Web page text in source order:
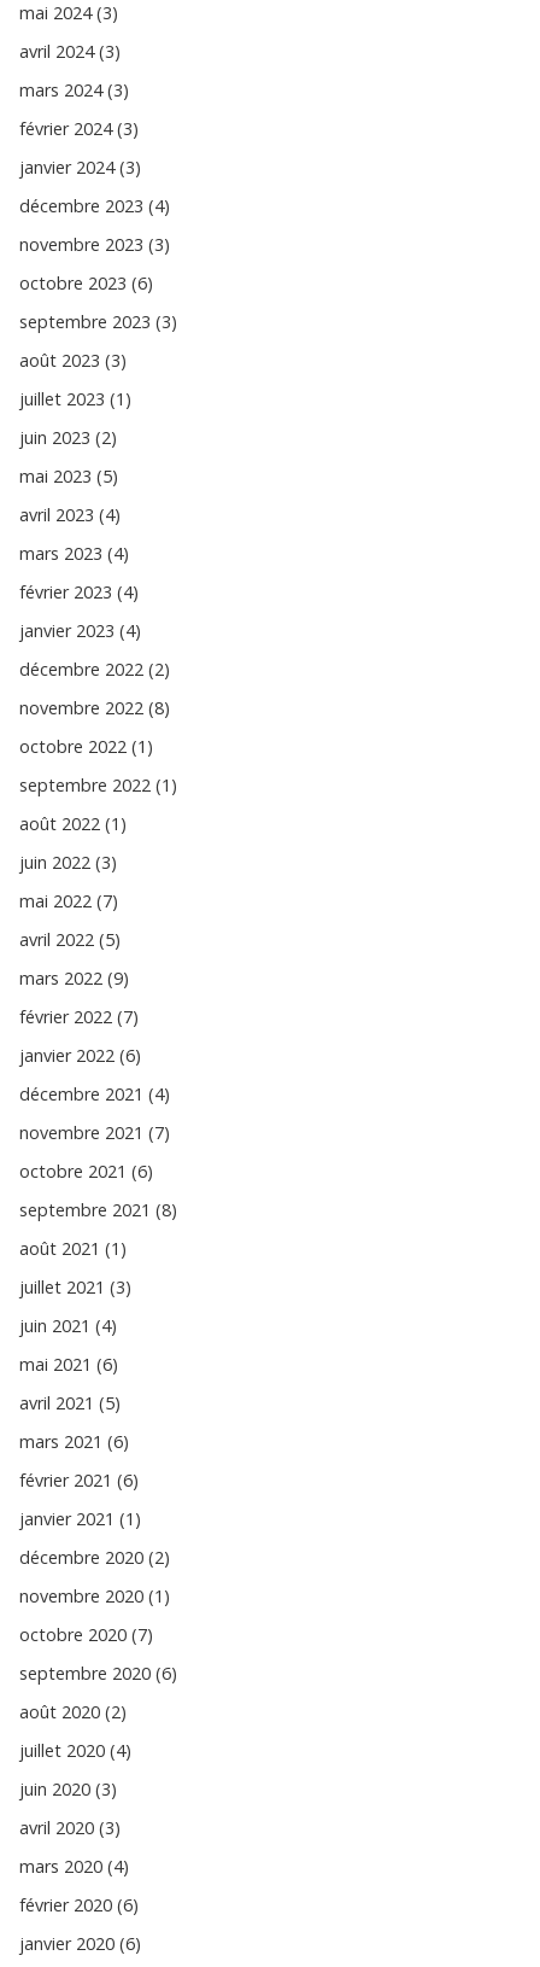
mai 2024 (3)
avril 2024 (3)
mars 2024 (3)
février 2024 (3)
janvier 2024 (3)
décembre 2023 (4)
novembre 2023 (3)
octobre 2023 (6)
septembre 2023 (3)
août 2023 (3)
juillet 2023 (1)
juin 2023 (2)
mai 2023 (5)
avril 2023 (4)
mars 2023 (4)
février 2023 (4)
janvier 2023 (4)
décembre 2022 (2)
novembre 2022 (8)
octobre 2022 (1)
septembre 2022 (1)
août 2022 (1)
juin 2022 (3)
mai 2022 (7)
avril 2022 (5)
mars 2022 (9)
février 2022 (7)
janvier 2022 (6)
décembre 2021 (4)
novembre 2021 (7)
octobre 2021 (6)
septembre 2021 (8)
août 2021 (1)
juillet 2021 (3)
juin 2021 (4)
mai 2021 (6)
avril 2021 (5)
mars 2021 (6)
février 2021 (6)
janvier 2021 (1)
décembre 2020 (2)
novembre 2020 (1)
octobre 2020 (7)
septembre 2020 (6)
août 2020 (2)
juillet 2020 (4)
juin 2020 (3)
avril 2020 (3)
mars 2020 (4)
février 2020 (6)
janvier 2020 (6)